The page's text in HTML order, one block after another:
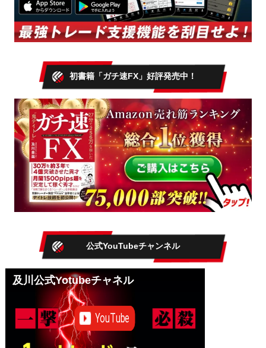
初書籍「ガチ速FX」好評発売中！
公式YouTubeチャンネル
及川公式Yotubeチャネル